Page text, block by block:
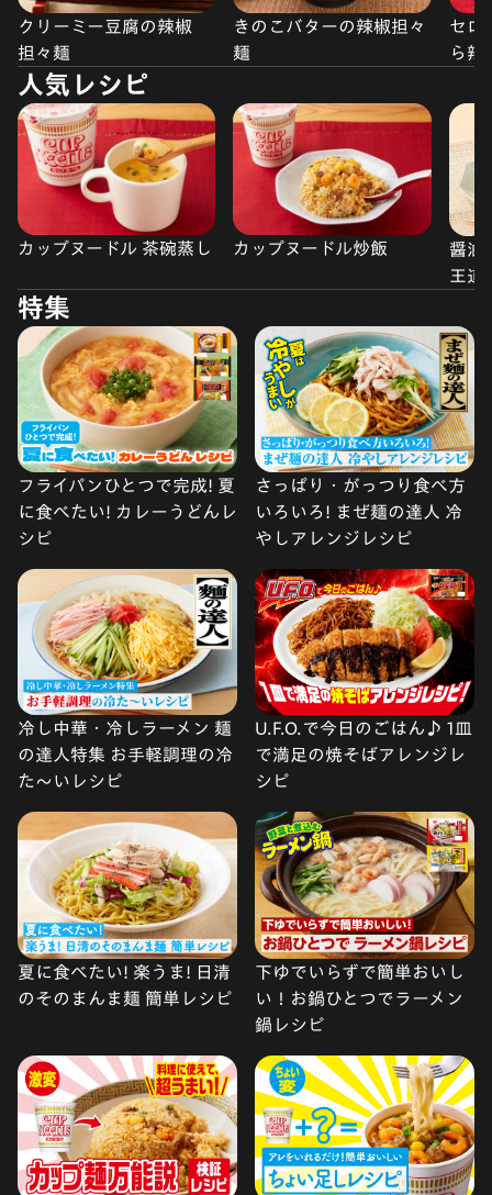
クリーミー豆腐の辣椒
担々麺
きのこバターの辣椒担々
麺
セロ
ら辣
人気レシピ
カップヌードル 茶碗蒸し カップヌードル炒飯
醤油
王道
特集
フライパンひとつで完成! 夏
に食べたい! カレーうどんレ
シピ
さっぱり・がっつり食べ方
いろいろ! まぜ麺の達人 冷
やしアレンジレシピ
冷し中華・冷しラーメン 麺
の達人特集 お手軽調理の冷
た〜いレシピ
U.F.O.で今日のごはん♪ 1皿
で満足の焼そばアレンジレ
シピ
夏に食べたい! 楽うま! 日清
のそのまんま麺 簡単レシピ
下ゆでいらずで簡単おいし
い！お鍋ひとつでラーメン
鍋レシピ